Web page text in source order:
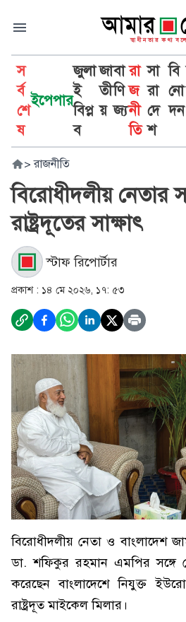
স
র্ব
শে
ষ
ইপেপার
জুলা
ই
বিপ্ল
ব
জা
তী
য়
বা
ণি
জ্য
রা
জ
নী
তি
সা
রা
দে
শ
বি
নো
দন
> রাজনীতি
বিরোধীদলীয় নেতার
রাষ্ট্রদূতের সাক্ষাৎ
স্টাফ রিপোর্টার
প্রকাশ : ১৪ মে ২০২৬, ১৭: ৫৩
বিরোধীদলীয় নেতা ও বাংলাদেশ
ডা. শফিকুর রহমান এমপির সঙ্গে
করেছেন বাংলাদেশে নিযুক্ত
রাষ্ট্রদূত মাইকেল মিলার।